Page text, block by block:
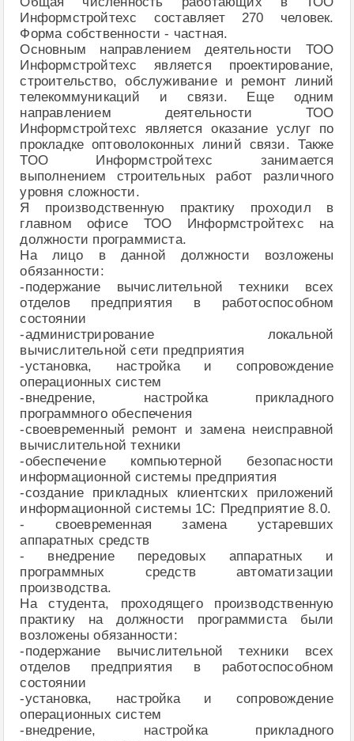
Информстройтехс составляет 270 человек.
Форма собственности - частная.
Основным направлением деятельности ТОО
Информстройтехс является проектирование,
строительство, обслуживание и ремонт линий
телекоммуникаций и связи. Еще одним
направлением деятельности ТОО
Информстройтехс является оказание услуг по
прокладке оптоволоконных линий связи. Также
ТОО Информстройтехс занимается
выполнением строительных работ различного
уровня сложности.
Я производственную практику проходил в
главном офисе ТОО Информстройтехс на
должности программиста.
На лицо в данной должности возложены
обязанности:
-подержание вычислительной техники всех
отделов предприятия в работоспособном
состоянии
-администрирование локальной
вычислительной сети предприятия
-установка, настройка и сопровождение
операционных систем
-внедрение, настройка прикладного
программного обеспечения
-своевременный ремонт и замена неисправной
вычислительной техники
-обеспечение компьютерной безопасности
информационной системы предприятия
-создание прикладных клиентских приложений
информационной системы 1С: Предприятие 8.0.
- своевременная замена устаревших
аппаратных средств
- внедрение передовых аппаратных и
программных средств автоматизации
производства.
На студента, проходящего производственную
практику на должности программиста были
возложены обязанности:
-подержание вычислительной техники всех
отделов предприятия в работоспособном
состоянии
-установка, настройка и сопровождение
операционных систем
-внедрение, настройка прикладного